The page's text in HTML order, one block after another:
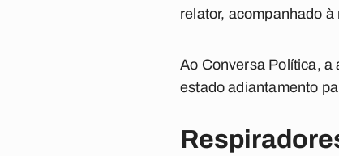
relator, acompanhado à
Ao Conversa Política, a
estado adiantamento